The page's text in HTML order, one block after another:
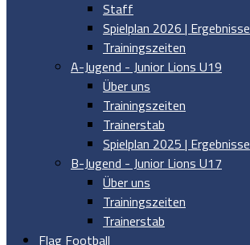
Staff
Spielplan 2026 | Ergebnisse
Trainingszeiten
A-Jugend - Junior Lions U19
Über uns
Trainingszeiten
Trainerstab
Spielplan 2025 | Ergebnisse
B-Jugend - Junior Lions U17
Über uns
Trainingszeiten
Trainerstab
Flag Football